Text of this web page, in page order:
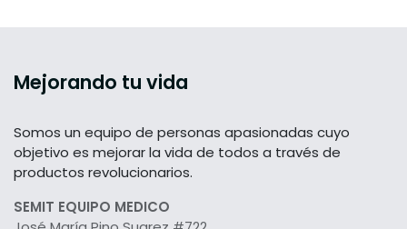
Mejorando tu vida
Somos un equipo de personas apasionadas cuyo
objetivo es mejorar la vida de todos a través de
productos revolucionarios.
SEMIT EQUIPO MEDICO